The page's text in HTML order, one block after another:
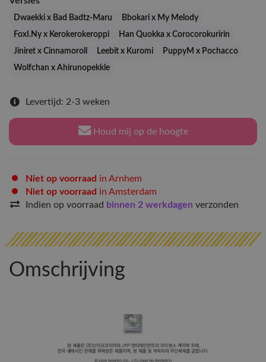
Dwaekki x Bad Badtz-Maru
Bbokari x My Melody
FoxI.Ny x Kerokerokeroppi
Han Quokka x Corocorokuririn
Jiniret x Cinnamoroll
Leebit x Kuromi
PuppyM x Pochacco
Wolfchan x Ahirunopekkle
Levertijd: 2-3 weken
Houd mij op de hoogte
Niet op voorraad in Arnhem
Niet op voorraad in Amsterdam
Indien op voorraad binnen 2 werkdagen verzonden
Omschrijving